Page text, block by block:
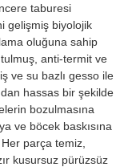
taburesi
gelişmiş biyolojik
oluğuna sahip
anti-termit ve
ve su bazlı gesso ile
hassas bir şekilde
bozulmasına
ve böcek baskısına
parça temiz,
kusursuz pürüzsüz